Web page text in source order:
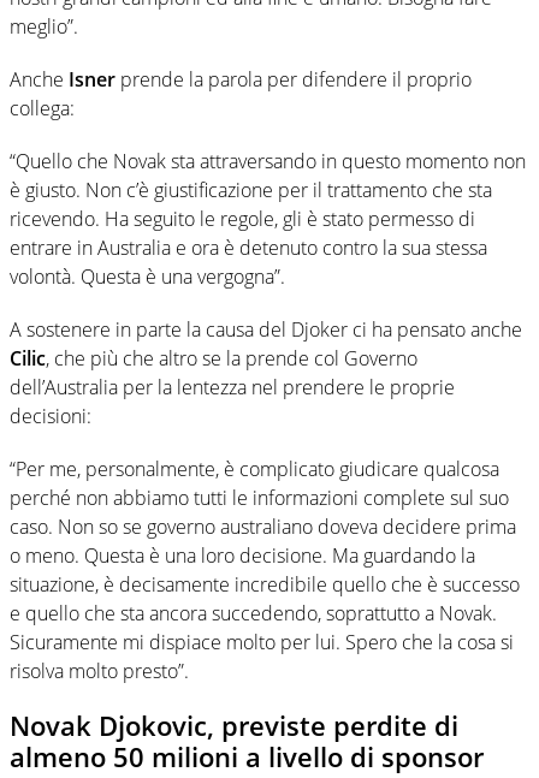
meglio”.
Anche Isner prende la parola per difendere il proprio
collega:
“Quello che Novak sta attraversando in questo momento non
è giusto. Non c’è giustificazione per il trattamento che sta
ricevendo. Ha seguito le regole, gli è stato permesso di
entrare in Australia e ora è detenuto contro la sua stessa
volontà. Questa è una vergogna”.
A sostenere in parte la causa del Djoker ci ha pensato anche
Cilic, che più che altro se la prende col Governo
dell’Australia per la lentezza nel prendere le proprie
decisioni:
“Per me, personalmente, è complicato giudicare qualcosa
perché non abbiamo tutti le informazioni complete sul suo
caso. Non so se governo australiano doveva decidere prima
o meno. Questa è una loro decisione. Ma guardando la
situazione, è decisamente incredibile quello che è successo
e quello che sta ancora succedendo, soprattutto a Novak.
Sicuramente mi dispiace molto per lui. Spero che la cosa si
risolva molto presto”.
Novak Djokovic, previste perdite di
almeno 50 milioni a livello di sponsor